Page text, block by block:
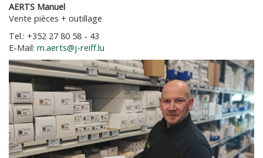
AERTS Manuel
Vente pièces + outillage
Tel.: +352 27 80 58 - 43
E-Mail: m.aerts@j-reiff.lu